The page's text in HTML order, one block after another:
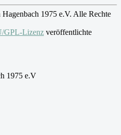
1975 e.V. Alle Rechte
GPL-Lizenz veröffentlichte
1975 e.V